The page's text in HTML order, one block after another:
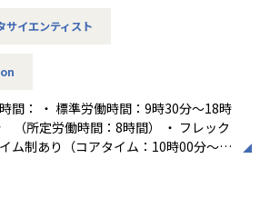
方自治体の課題解決をするチームにジョ
のデータ分析や生成AI活用に関する入札
・消費分析を主導いただきます。
】
じて課題解決を支援
用いたデータの解析
レンジングを行うツールの開発
事業への知見の共有や設計のレビュー等
サイエンティスト
間： ・ 標準労働時間：9時30分～18時
所定労働時間：8時間） ・ フレック
ム制あり（コアタイム：10時00分～14
、14時30分～20時00分）